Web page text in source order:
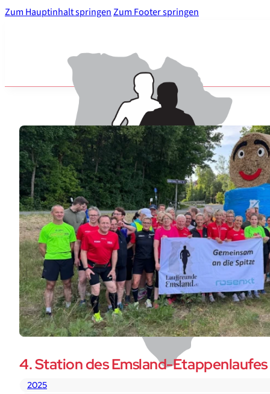
Zum Hauptinhalt springenZum Footer springen
4. Station des Emsland-
2025